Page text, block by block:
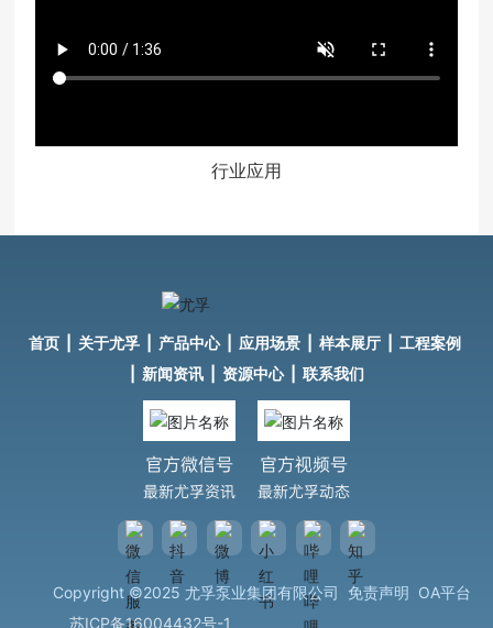
行业应用
首页 关于尤孚 产品中心| 应用场景 样本展厅
工程案例
新闻资讯| 资源中心| 联系我们
官方微信号
最新尤孚资讯
官方视频号
最新尤孚动态
Copyright ©2025 尤孚泵业集团有限公司 免责声明 OA平台
苏ICP备16004432号-1